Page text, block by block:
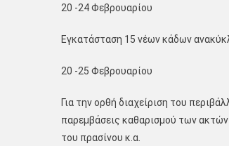
20 -24 Φεβρουαρίου
Εγκατάσταση 15 νέων κάδων
20 -25 Φεβρουαρίου
Για την ορθή διαχείριση του
παρεμβάσεις καθαρισμού των
του πρασίνου κ.α.